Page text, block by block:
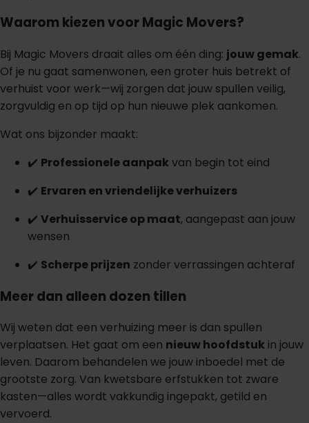
Waarom kiezen voor Magic Movers?
Bij Magic Movers draait alles om één ding: jouw gemak.
Of je nu gaat samenwonen, een groter huis betrekt of
verhuist voor werk—wij zorgen dat jouw spullen veilig,
zorgvuldig en op tijd op hun nieuwe plek aankomen.
Wat ons bijzonder maakt:
✔️ Professionele aanpakvan begin tot eind
✔️ Ervaren en vriendelijke verhuizers
✔️ Verhuisservice op maat, aangepast aan jouw
wensen
✔️ Scherpe prijzen zonder verrassingen achteraf
Meer dan alleen dozen tillen
Wij weten dat een verhuizing meer is dan spullen
verplaatsen. Het gaat om een nieuw hoofdstuk in jouw
leven. Daarom behandelen we jouw inboedel met de
grootste zorg. Van kwetsbare erfstukken tot zware
kasten—alles wordt vakkundig ingepakt, getild en
vervoerd.